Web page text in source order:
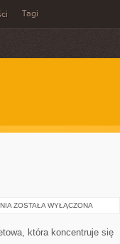
Tagi
DERMOKOSMETYKI
PROBLEMATYCZNA
ZOSTAŁA WYŁĄCZONA
która koncentruje się